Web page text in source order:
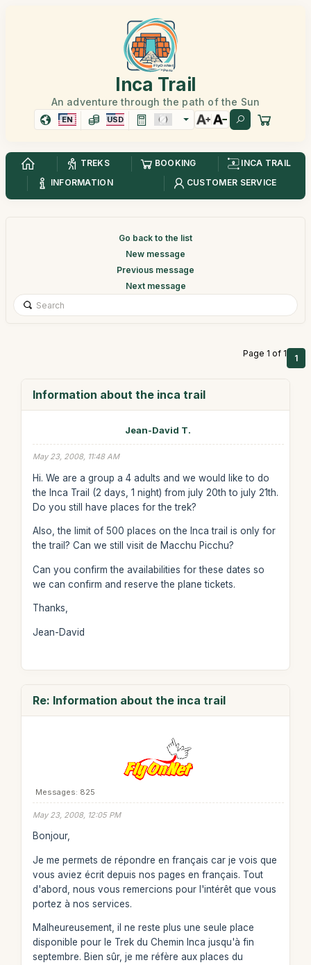
Inca Trail
An adventure through the path of the Sun
EN USD
TREKS BOOKING
INCA TRAIL
INFORMATION
CUSTOMER SERVICE
Go back to the list
New message
Previous message
Next message
Page 1 of 1 1
Information about the inca trail
Jean-David T.
May 23, 2008, 11:48 AM
Hi. We are a group a 4 adults and we would like to do
the Inca Trail (2 days, 1 night) from july 20th to july 21th.
Do you still have places for the trek?
Also, the limit of 500 places on the Inca trail is only for
the trail? Can we still visit de Macchu Picchu?
Can you confirm the availabilities for these dates so
we can confirm and reserve the plane tickets.
Thanks,
Jean-David
Re: Information about the inca trail
Messages: 825
May 23, 2008, 12:05 PM
Bonjour,
Je me permets de répondre en français car je vois que
vous aviez écrit depuis nos pages en français. Tout
d'abord, nous vous remercions pour l'intérêt que vous
portez à nos services.
Malheureusement, il ne reste plus une seule place
disponible pour le Trek du Chemin Inca jusqu'à fin
septembre. Bien sûr, je me réfère aux places du